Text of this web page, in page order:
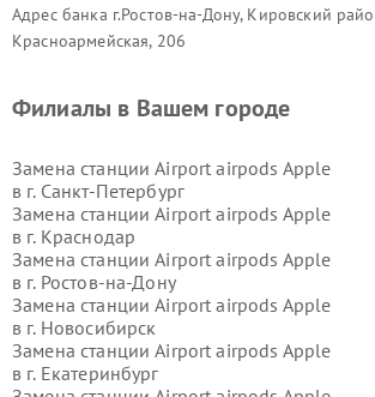
Адрес банка г.Ростов-на-Дону, Кировский
Красноармейская, 206
Филиалы в Вашем городе
Замена станции Airport airpods Apple
в г. Санкт-Петербург
Замена станции Airport airpods Apple
в г. Краснодар
Замена станции Airport airpods Apple
в г. Ростов-на-Дону
Замена станции Airport airpods Apple
в г. Новосибирск
Замена станции Airport airpods Apple
в г. Екатеринбург